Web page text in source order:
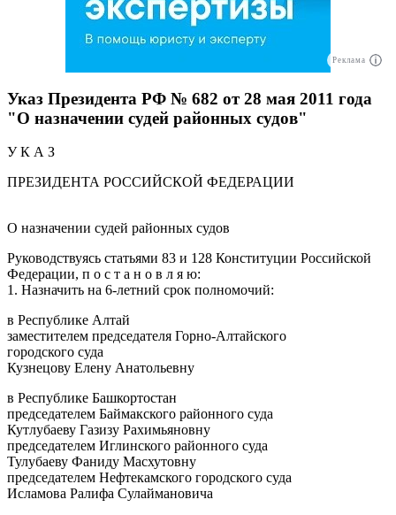
Реклама
Указ Президента РФ № 682 от 28 мая 2011 года
"О назначении судей районных судов"
У К А З
ПРЕЗИДЕНТА РОССИЙСКОЙ ФЕДЕРАЦИИ
О назначении судей районных судов
Руководствуясь статьями 83 и 128 Конституции Российской
Федерации, п о с т а н о в л я ю:
1. Назначить на 6-летний срок полномочий:
в Республике Алтай
заместителем председателя Горно-Алтайского
городского суда
Кузнецову Елену Анатольевну
в Республике Башкортостан
председателем Баймакского районного суда
Кутлубаеву Газизу Рахимьяновну
председателем Иглинского районного суда
Тулубаеву Фаниду Масхутовну
председателем Нефтекамского городского суда
Исламова Ралифа Сулаймановича